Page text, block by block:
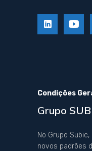
Condições
Grupo
No Grupo
novos padrões